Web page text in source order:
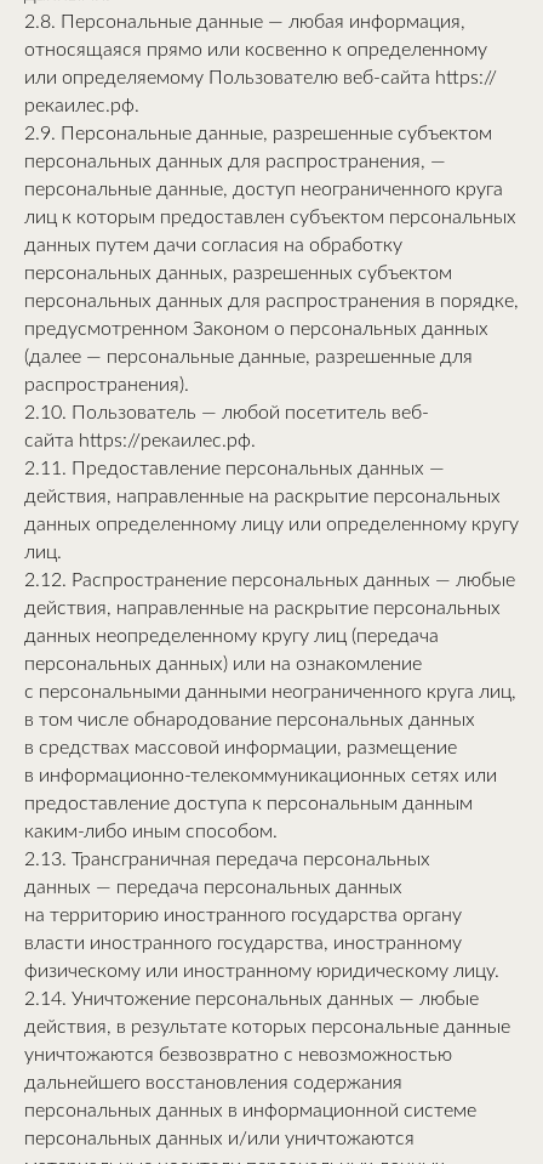
2.8. Персональные данные — любая информация,
относящаяся прямо или косвенно к определенному
или определяемому Пользователю веб-сайта https://
рекаилес.рф.
2.9. Персональные данные, разрешенные субъектом
персональных данных для распространения, —
персональные данные, доступ неограниченного круга
лиц к которым предоставлен субъектом персональных
данных путем дачи согласия на обработку
персональных данных, разрешенных субъектом
персональных данных для распространения в порядке,
предусмотренном Законом о персональных данных
(далее — персональные данные, разрешенные для
распространения).
2.10. Пользователь — любой посетитель веб-
сайта https://рекаилес.рф.
2.11. Предоставление персональных данных —
действия, направленные на раскрытие персональных
данных определенному лицу или определенному кругу
лиц.
2.12. Распространение персональных данных — любые
действия, направленные на раскрытие персональных
данных неопределенному кругу лиц (передача
персональных данных) или на ознакомление
с персональными данными неограниченного круга лиц,
в том числе обнародование персональных данных
в средствах массовой информации, размещение
в информационно-телекоммуникационных сетях или
предоставление доступа к персональным данным
каким-либо иным способом.
2.13. Трансграничная передача персональных
данных — передача персональных данных
на территорию иностранного государства органу
власти иностранного государства, иностранному
физическому или иностранному юридическому лицу.
2.14. Уничтожение персональных данных — любые
действия, в результате которых персональные данные
уничтожаются безвозвратно с невозможностью
дальнейшего восстановления содержания
персональных данных в информационной системе
персональных данных и/или уничтожаются